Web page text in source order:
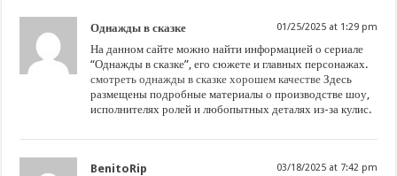
Однажды в сказке 01/25/2025 at 1:29 pm
На данном сайте можно найти информацией о сериале
“Однажды в сказке”, его сюжете и главных персонажах.
смотреть однажды в сказке хорошем качестве Здесь
размещены подробные материалы о производстве шоу,
исполнителях ролей и любопытных деталях из-за кулис.
BenitoRip 03/18/2025 at 7:42 pm